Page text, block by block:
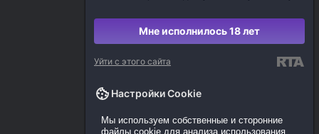
Мне исполнилось 18 лет
Уйти с этого сайта
Настройки Cookie
Мы используем собственные и сторонние
файлы cookie для анализа использования